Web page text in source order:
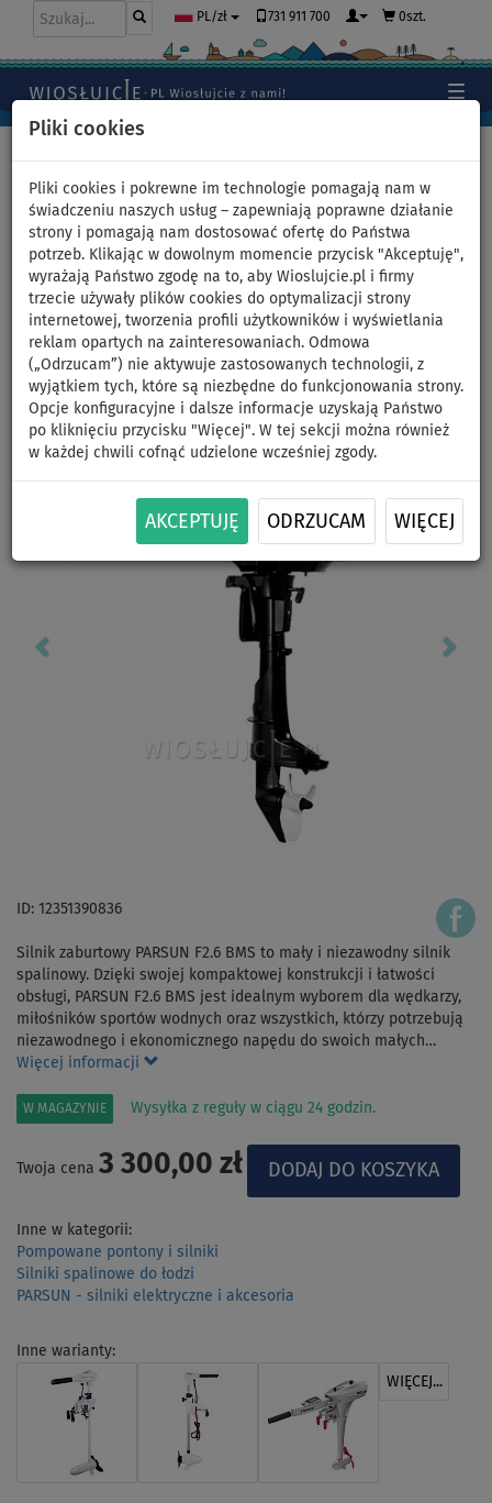
Pliki cookies
Pliki cookies i pokrewne im technologie pomagają nam w
świadczeniu naszych usług – zapewniają poprawne działanie
strony i pomagają nam dostosować ofertę do Państwa
potrzeb. Klikając w dowolnym momencie przycisk "Akceptuję",
wyrażają Państwo zgodę na to, aby Wioslujcie.pl i firmy
trzecie używały plików cookies do optymalizacji strony
internetowej, tworzenia profili użytkowników i wyświetlania
reklam opartych na zainteresowaniach. Odmowa
(„Odrzucam”) nie aktywuje zastosowanych technologii, z
wyjątkiem tych, które są niezbędne do funkcjonowania strony.
Opcje konfiguracyjne i dalsze informacje uzyskają Państwo
po kliknięciu przycisku "Więcej". W tej sekcji można również
w każdej chwili cofnąć udzielone wcześniej zgody.
AKCEPTUJĘ ODRZUCAM WIĘCEJ
PL/zł 731 911 700 0szt.
Zaburtowy silnik spalinowy
PARSUN F2.6 BMS - 4-suwowy
NASZ
WYBÓR
Previous
ID: 12351390836
Silnik zaburtowy PARSUN F2.6 BMS to mały i niezawodny silnik
spalinowy. Dzięki swojej kompaktowej konstrukcji i łatwości
obsługi, PARSUN F2.6 BMS jest idealnym wyborem dla wędkarzy,
miłośników sportów wodnych oraz wszystkich, którzy potrzebują
niezawodnego i ekonomicznego napędu do swoich małych…
Więcej informacji
W MAGAZYNIE Wysyłka z reguły w ciągu 24 godzin.
Twoja cena 3 300,00 zł
Inne w kategorii:
Pompowane pontony i silniki
Silniki spalinowe do łodzi
PARSUN - silniki elektryczne i akcesoria
Inne warianty:
WIĘCEJ...